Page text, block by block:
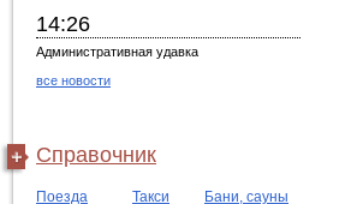
14:26
Административная удавка
все новости
Справочник
Поезда Такси
Бани, сауны